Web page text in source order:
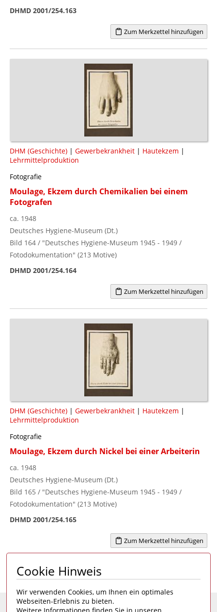
DHMD 2001/254.163
Zum Merkzettel hinzufügen
DHM (Geschichte) | Gewerbekrankheit | Hautekzem |
Lehrmittelproduktion
Fotografie
Moulage, Ekzem durch Chemikalien bei einem
Fotografen
ca. 1948
Deutsches Hygiene-Museum (Dt.)
Bild 164 / "Deutsches Hygiene-Museum 1945 - 1949 /
Fotodokumentation" (213 Motive)
DHMD 2001/254.164
Zum Merkzettel hinzufügen
DHM (Geschichte) | Gewerbekrankheit | Hautekzem |
Lehrmittelproduktion
Fotografie
Moulage, Ekzem durch Nickel bei einer Arbeiterin
ca. 1948
Deutsches Hygiene-Museum (Dt.)
Bild 165 / "Deutsches Hygiene-Museum 1945 - 1949 /
Fotodokumentation" (213 Motive)
DHMD 2001/254.165
Zum Merkzettel hinzufügen
Seite 1 von 10 1 2 3 4 ... 10 >
Cookie Hinweis
Wir verwenden Cookies, um Ihnen ein optimales
Webseiten-Erlebnis zu bieten.